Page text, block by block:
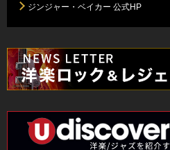
ジンジャー・ベイカー 公式HP